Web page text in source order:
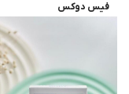
فیس دوکس